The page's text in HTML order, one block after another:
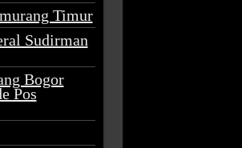
Timur
Sudirman
Bogor
Pos